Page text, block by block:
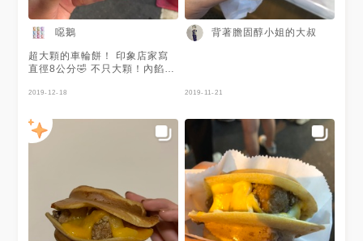
噁鵝
超大顆的車輪餅！ 印象店家寫
直徑8公分🤣 不只大顆！內餡根
對，應該是後悔只有點一顆哈
2019-12-18
背著膽固醇小姐的大叔
2019-11-21